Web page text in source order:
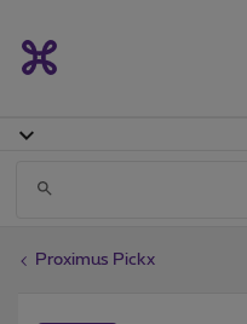
Proximus Pickx